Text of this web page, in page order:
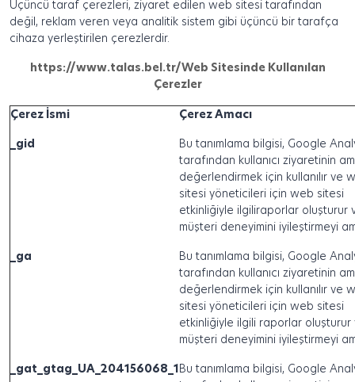
Üçüncü taraf çerezleri, ziyaret edilen web sitesi tarafından
değil, reklam veren veya analitik sistem gibi üçüncü bir tarafça
cihaza yerleştirilen çerezlerdir.
https://www.talas.bel.tr/Web Sitesinde Kullanılan
Çerezler
Çerez İsmi
Çerez Amacı
_gid
Bu tanımlama bilgisi, Google
tarafından kullanıcı ziyaretinin
değerlendirmek için kullanılır ve
sitesi yöneticileri için web sitesi
etkinliğiyle ilgiliraporlar oluşturur
müşteri deneyimini iyileştirmeyi
_ga
Bu tanımlama bilgisi, Google
tarafından kullanıcı ziyaretinin
değerlendirmek için kullanılır ve
sitesi yöneticileri için web sitesi
etkinliğiyle ilgili raporlar oluşturur
müşteri deneyimini iyileştirmeyi
_gat_gtag_UA_204156068_1Bu tanımlama bilgisi, Google